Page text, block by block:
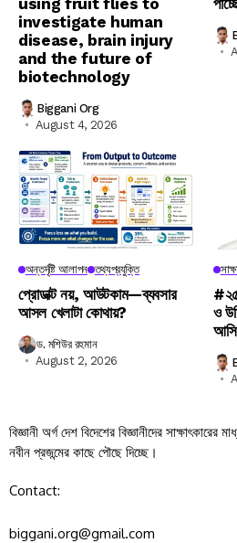
investigate human
disease, brain injury
and the future of
biotechnology
Biggani Org
August 4, 2026
অন্তর্দৃষ্টি আলাপন তথ্যপ্রযুক্তি
প্রোডাক্ট নয়, আউটকাম—ব্যবসার
আসল খেলাটা কোথায়?
ড. মশিউর রহমান
August 2, 2026
ও
বিজ্ঞানী অর্গ দেশ বিদেশের বিজ্ঞানীদের সাক্ষাৎকারের
নবীন প্রজন্মের কাছে পৌছে দিচ্ছে।
Contact:
biggani.org@gmail.com